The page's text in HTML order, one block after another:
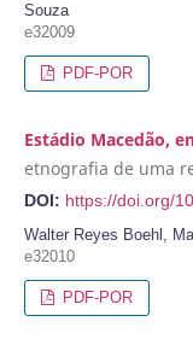
Souza
e32009
PDF-POR
Estádio Macedão,
etnografia de uma
DOI: https://doi.org/
Walter Reyes Boehl,
e32010
PDF-POR